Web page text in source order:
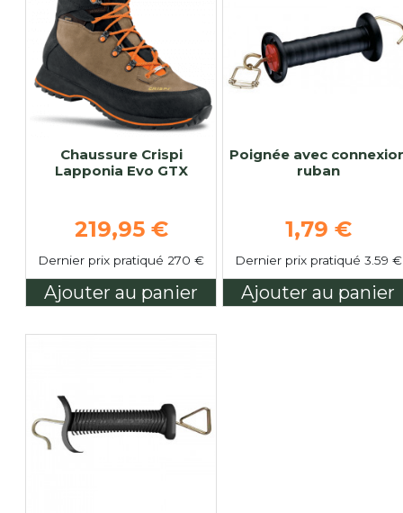
Chaussure Crispi
Lapponia Evo GTX
Prix de base
219,95 €
Dernier prix pratiqué 270 €
Ajouter au panier
Poignée avec
ruban
Prix de
1,79 €
Dernier prix pratiqué 3.59 €
Ajouter au panier